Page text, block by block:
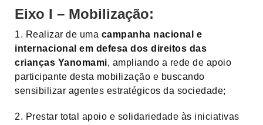
Eixo I – Mobilização:
1. Realizar de uma campanha nacional e
internacional em defesa dos direitos das
crianças Yanomami, ampliando a rede de apoio
participante desta mobilização e buscando
sensibilizar agentes estratégicos da sociedade;
2. Prestar total apoio e solidariedade às iniciativas